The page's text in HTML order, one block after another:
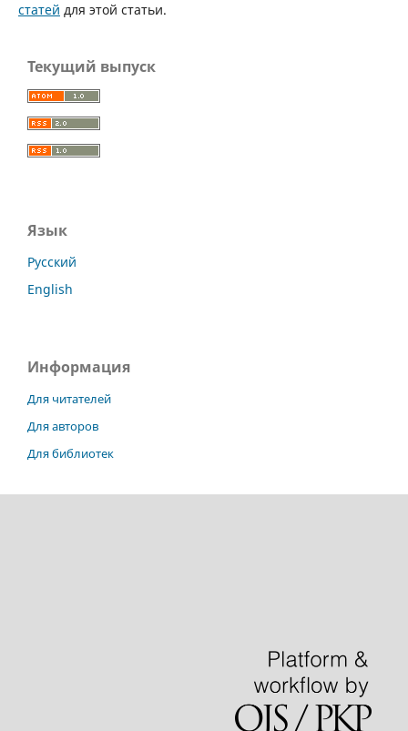
статей для этой статьи.
Текущий выпуск
Язык
Русский
English
Информация
Для читателей
Для авторов
Для библиотек